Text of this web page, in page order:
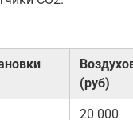
(руб)
20 000